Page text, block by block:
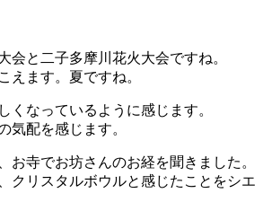
会と二子多摩川花火大会ですね。
えます。夏ですね。
くなっているように感じます。
気配を感じます。
お寺でお坊さんのお経を聞きました。
クリスタルボウルと感じたことをシエ